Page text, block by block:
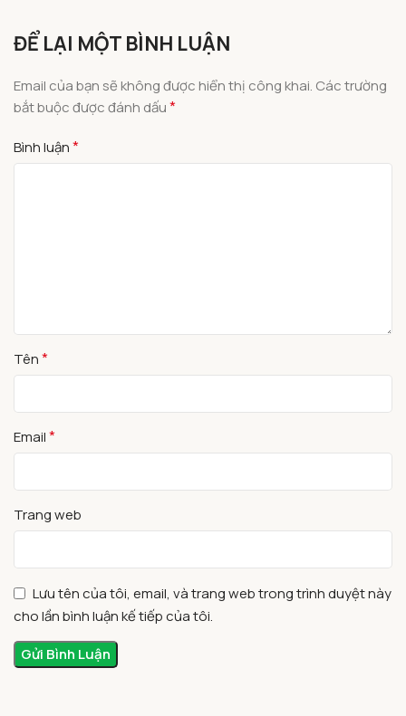
ĐỂ LẠI MỘT BÌNH LUẬN
Email của bạn sẽ không được hiển thị công khai. Các trường
bắt buộc được đánh dấu*
Bình luận*
Tên*
Email*
Trang web
Lưu tên của tôi, email, và trang web trong trình duyệt này
cho lần bình luận kế tiếp của tôi.